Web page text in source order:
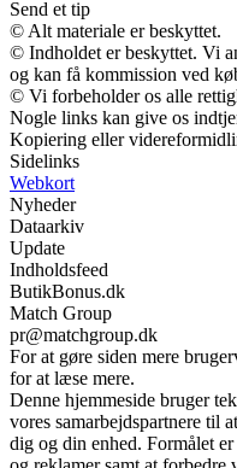
Send et tip
© Alt materiale er beskyttet.
© Indholdet er beskyttet. Vi
og kan få kommission ved
© Vi forbeholder os alle
Nogle links kan give os
Kopiering eller
Sidelinks
Webkort
Nyheder
Dataarkiv
Update
Indholdsfeed
ButikBonus.dk
Match Group
pr@matchgroup.dk
For at gøre siden mere
for at læse mere.
Denne hjemmeside bruger
vores samarbejdspartnere til
dig og din enhed. Formålet